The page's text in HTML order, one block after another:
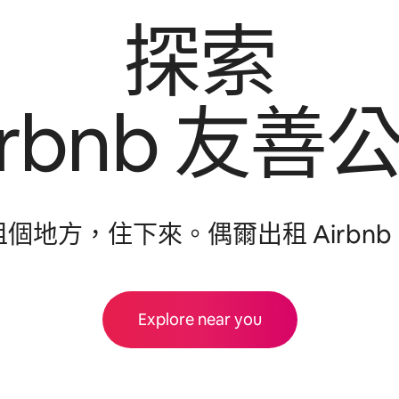
探索
友⁠善
個地方，住下來⁠。偶爾出租 Airbnb
Explore near you